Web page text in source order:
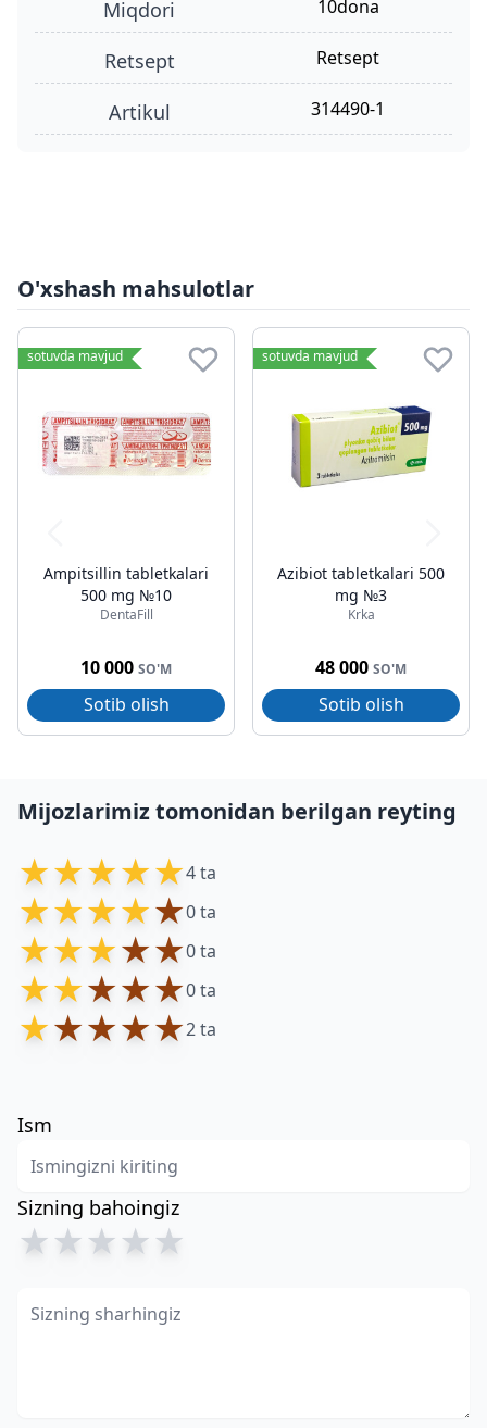
miqdori 10dona
retsept retsept
Artikul 314490-1
O'xshash mahsulotlar
sotuvda mavjud
Ampitsillin tabletkalari
500 mg №10
DentaFill
10 000 SO'M
Sotib olish
sotuvda mavjud
Azibiot tabletkalari 500
mg №3
Krka
48 000 SO'M
Sotib olish
Mijozlarimiz tomonidan berilgan reyting
★★★★★4 ta
★★★★★0 ta
★★★★★0 ta
★★★★★0 ta
★★★★★2 ta
Ism
Sizning bahoingiz
★★★★★